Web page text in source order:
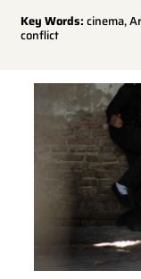
Key Words:cinema,
conflict